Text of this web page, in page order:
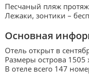
Песчаный пляж
Лежаки, зонтики –
Основная
Отель открыт в
Размеры острова 1505
В отеле всего 147